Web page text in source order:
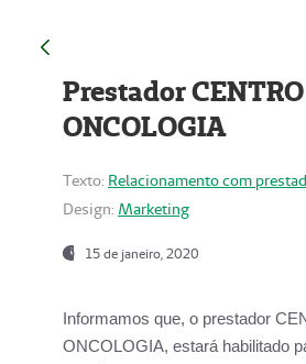
Prestador
ONCOLOGIA
Texto: Relacionamento com
Design: Marketing
15 de janeiro, 2020
Informamos que, o prestador
ONCOLOGIA, estará habilitado